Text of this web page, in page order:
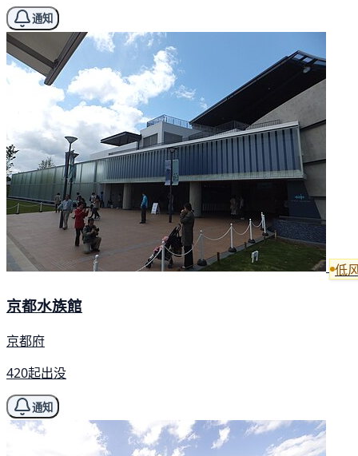
通知
低
京都水族館
京都府
420起出没
通知